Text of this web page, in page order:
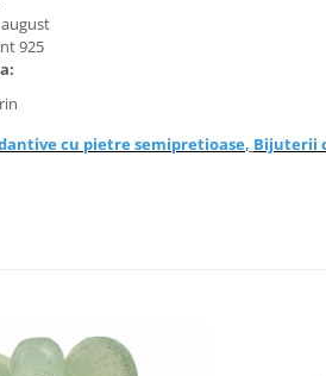
august
925
cu pietre semipretioase, Bijuterii